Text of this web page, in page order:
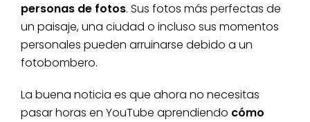
personas de fotos. Sus fotos más perfectas de
un paisaje, una ciudad o incluso sus momentos
personales pueden arruinarse debido a un
fotobombero.
La buena noticia es que ahora no necesitas
pasar horas en YouTube aprendiendo cómo